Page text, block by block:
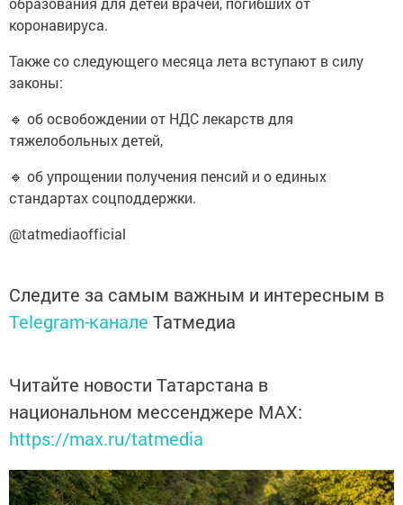
коронавируса.
Также со следующего месяца лета вступают в силу
законы:
🔹 об освобождении от НДС лекарств для
тяжелобольных детей,
🔹 об упрощении получения пенсий и о единых
стандартах соцподдержки.
@tatmediaofficial
Следите за самым важным и интересным в
Telegram-канале Татмедиа
Читайте новости Татарстана в
национальном мессенджере MАХ:
https://max.ru/tatmedia